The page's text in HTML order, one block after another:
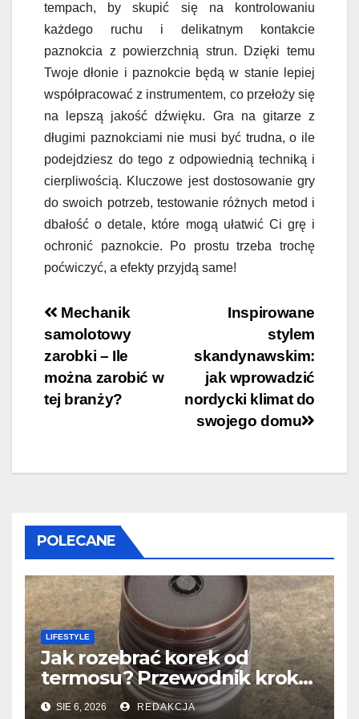
tempach, by skupić się na kontrolowaniu
każdego ruchu i delikatnym kontakcie
paznokcia z powierzchnią strun. Dzięki temu
Twoje dłonie i paznokcie będą w stanie lepiej
współpracować z instrumentem, co przełoży się
na lepszą jakość dźwięku. Gra na gitarze z
długimi paznokciami nie musi być trudna, o ile
podejdziesz do tego z odpowiednią techniką i
cierpliwością. Kluczowe jest dostosowanie gry
do swoich potrzeb, testowanie różnych metod i
dbałość o detale, które mogą ułatwić Ci grę i
ochronić paznokcie. Po prostu trzeba trochę
poćwiczyć, a efekty przyjdą same!
Nawigacja
wpisu
Inspirowane
stylem
skandynawskim:
jak wprowadzić
nordycki klimat do
swojego domu
Mechanik
samolotowy
zarobki – Ile
można zarobić w
tej branży?
POLECANE
LIFESTYLE
Jak rozebrać korek od
termosu? Przewodnik krok
po kroku
SIE 6, 2026 REDAKCJA